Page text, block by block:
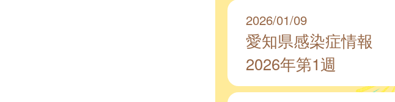
2026/01/09
愛知県感染症情報
2026年第1週